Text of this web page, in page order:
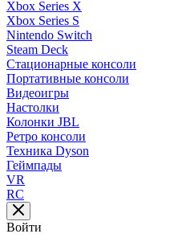
Xbox Series X
Xbox Series S
Nintendo Switch
Steam Deck
Стационарные консоли
Портативные консоли
Видеоигры
Настолки
Колонки JBL
Ретро консоли
Техника Dyson
Геймпады
VR
RC
Войти